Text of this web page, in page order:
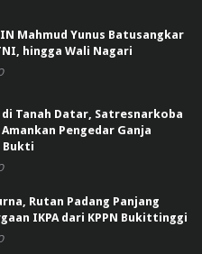
Mahmud Yunus Batusangkar
hingga Wali Nagari
di Tanah Datar, Satresnarkoba
Pengedar Ganja
Bukti
Rutan Padang Panjang
IKPA dari KPPN Bukittinggi